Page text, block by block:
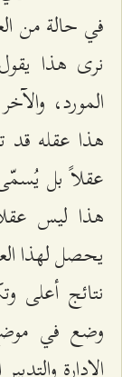
في حالة من
نرى هذا
المورد،
هذا عقله قد
عقلاً بل
هذا ليس
يحصل لهذا
نتائج أعلى
وضع في
الإدارة